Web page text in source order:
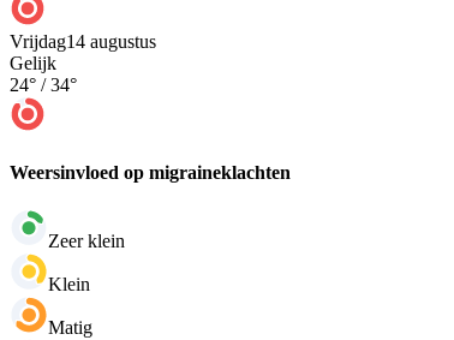
Vrijdag14 augustus
Gelijk
24° /34°
Weersinvloed op migraineklachten
Zeer klein
Klein
Matig